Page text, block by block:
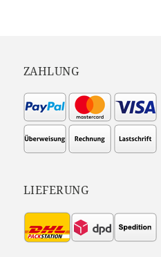
ZAHLUNG
LIEFERUNG